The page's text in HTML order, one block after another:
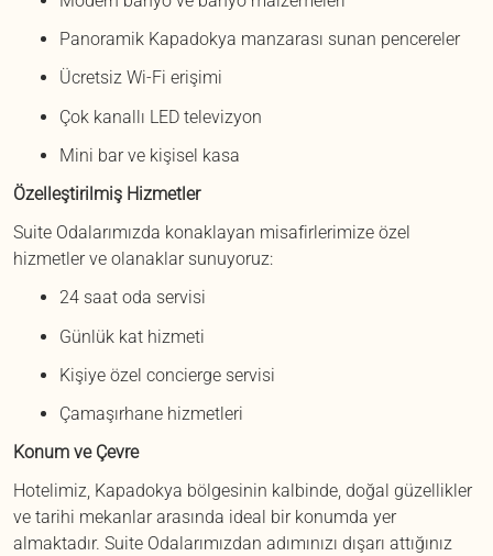
Panoramik Kapadokya manzarası sunan pencereler
Ücretsiz Wi-Fi erişimi
Çok kanallı LED televizyon
Mini bar ve kişisel kasa
Özelleştirilmiş Hizmetler
Suite Odalarımızda konaklayan misafirlerimize özel
hizmetler ve olanaklar sunuyoruz:
24 saat oda servisi
Günlük kat hizmeti
Kişiye özel concierge servisi
Çamaşırhane hizmetleri
Konum ve Çevre
Hotelimiz, Kapadokya bölgesinin kalbinde, doğal güzellikler
ve tarihi mekanlar arasında ideal bir konumda yer
almaktadır. Suite Odalarımızdan adımınızı dışarı attığınız